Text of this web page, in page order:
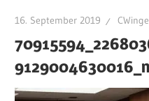
16. September 2019
9129004630016_n